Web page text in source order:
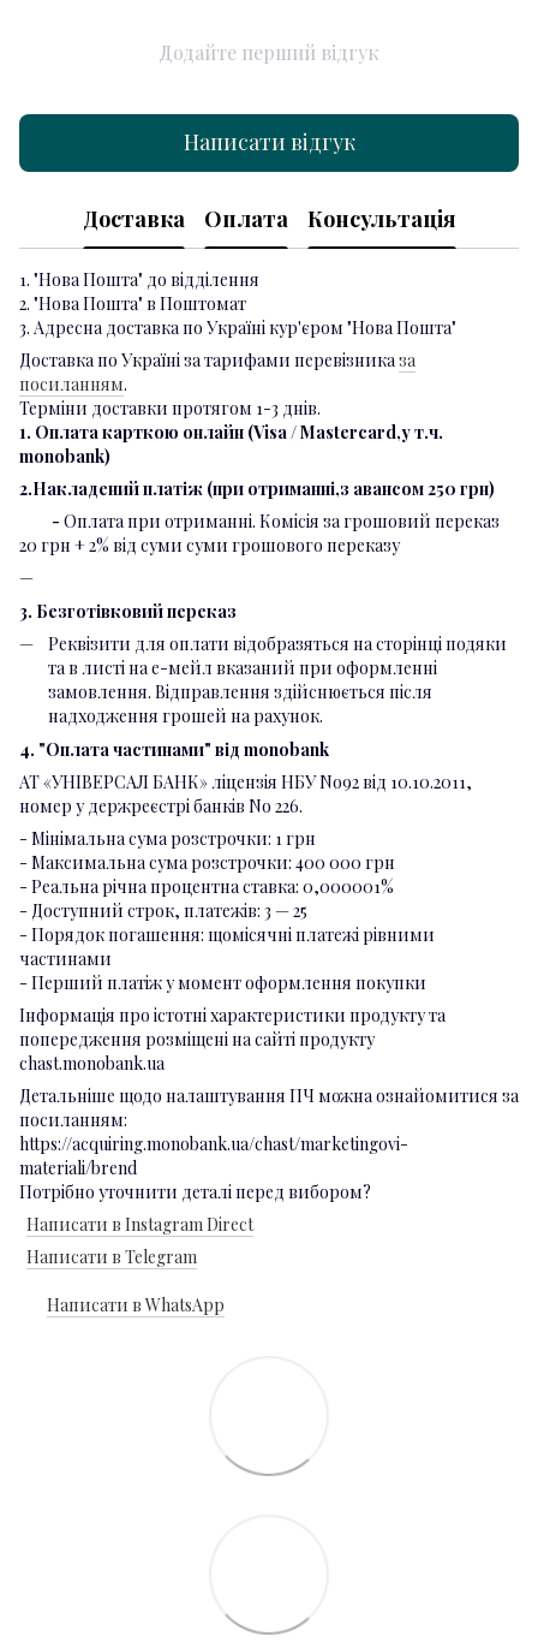
Додайте перший відгук
Написати відгук
Доставка Оплата Консультація
1. "Нова Пошта" до відділення
2. "Нова Пошта" в Поштомат
3. Адресна доставка по Україні кур'єром "Нова Пошта"
Доставка по Україні за тарифами перевізника за
посиланням.
Терміни доставки протягом 1-3 днів.
1. Оплата карткою онлайн (Visa / Mastercard,у т.ч.
monobank)
2.Накладений платіж (при отриманні,з авансом 250 грн)
- Оплата при отриманні. Комісія за грошовий переказ
20 грн + 2% від суми суми грошового переказу
3. Безготівковий переказ
Реквізити для оплати відобразяться на сторінці подяки
та в листі на е-мейл вказаний при оформленні
замовлення. Відправлення здійснюється після
надходження грошей на рахунок.
4. "Оплата частинами" від monobank
АТ «УНІВЕРСАЛ БАНК» ліцензія НБУ No92 від 10.10.2011,
номер у держреєстрі банків No 226.
- Мінімальна сума розстрочки: 1 грн
- Максимальна сума розстрочки: 400 000 грн
- Реальна річна процентна ставка: 0,000001%
- Доступний строк, платежів: 3 — 25
- Порядок погашення: щомісячні платежі рівними
частинами
- Перший платіж у момент оформлення покупки
Інформація про істотні характеристики продукту та
попередження розміщені на сайті продукту
chast.monobank.ua
Детальніше щодо налаштування ПЧ можна ознайомитися за
посиланням:
https://acquiring.monobank.ua/chast/marketingovi-
materiali/brend
Потрібно уточнити деталі перед вибором?
Написати в Instagram Direct
Написати в Telegram
Написати в WhatsApp